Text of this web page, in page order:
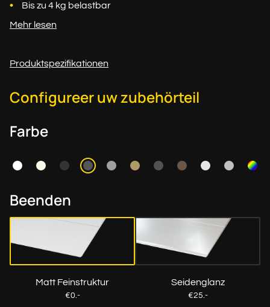
Bis zu 4 kg belastbar
Mehr lesen
Produktspezifikationen
Configureer uw zubehörteil
Farbe
Beenden
Matt Feinstruktur
€0.-
Seidenglanz
€25.-